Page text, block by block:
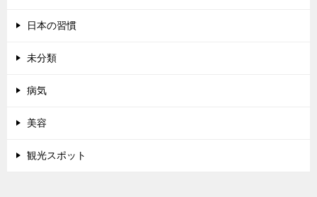
日本の習慣
未分類
病気
美容
観光スポット